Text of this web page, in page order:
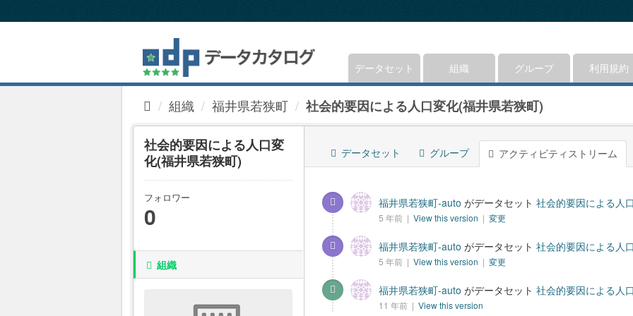
キ
データセット 組織 グループ 利用規約
組織 福井県若狭町 社会的要因による人口変化(福井県若狭町)
社会的要因による人口変
化(福井県若狭町)
フォロワー
0
組織
データセット グループ アクティビティストリーム
福井県若狭町-auto がデータセット 社会的要因による人
5 年前 | View this version | 変更
福井県若狭町-auto がデータセット 社会的要因による人
5 年前 | View this version | 変更
福井県若狭町-auto がデータセット 社会的要因による人
11 年前 | View this version